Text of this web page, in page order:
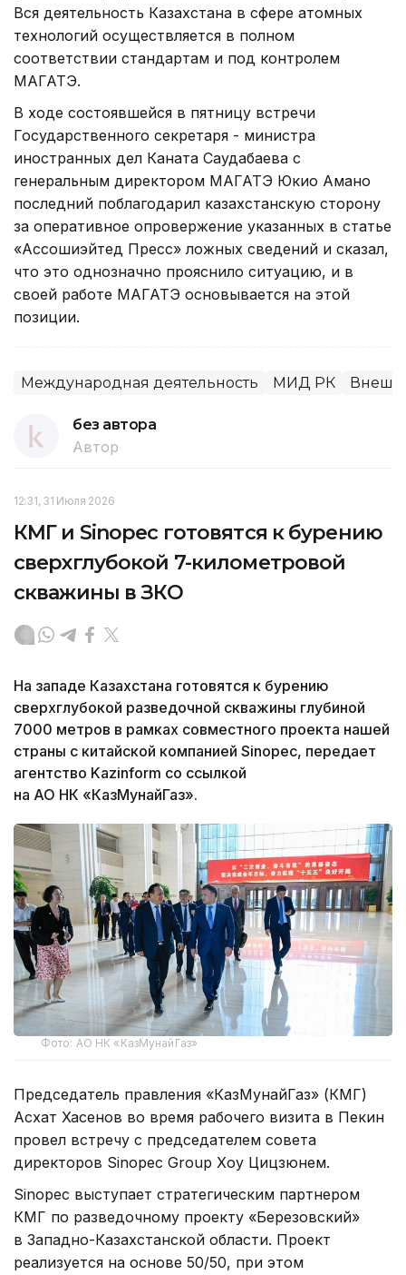
Вся деятельность Казахстана в сфере атомных
технологий осуществляется в полном
соответствии стандартам и под контролем
МАГАТЭ.
В ходе состоявшейся в пятницу встречи
Государственного секретаря - министра
иностранных дел Каната Саудабаева с
генеральным директором МАГАТЭ Юкио Амано
последний поблагодарил казахстанскую сторону
за оперативное опровержение указанных в статье
«Ассошиэйтед Пресс» ложных сведений и сказал,
что это однозначно прояснило ситуацию, и в
своей работе МАГАТЭ основывается на этой
позиции.
Международная деятельность МИД РК
без автора
Автор
12:31, 31 Июля 2026
КМГ и Sinopec готовятся к бурению
сверхглубокой 7-километровой
скважины в ЗКО
На западе Казахстана готовятся к бурению
сверхглубокой разведочной скважины глубиной
7000 метров в рамках совместного проекта нашей
страны с китайской компанией Sinopec, передает
агентство Kazinform со ссылкой
на АО НК «КазМунайГаз».
Фото: АО НК «КазМунайГаз»
Председатель правления «КазМунайГаз» (КМГ)
Асхат Хасенов во время рабочего визита в Пекин
провел встречу с председателем совета
директоров Sinopec Group Хоу Цицзюнем.
Sinopec выступает стратегическим партнером
КМГ по разведочному проекту «Березовский»
в Западно-Казахстанской области. Проект
реализуется на основе 50/50, при этом